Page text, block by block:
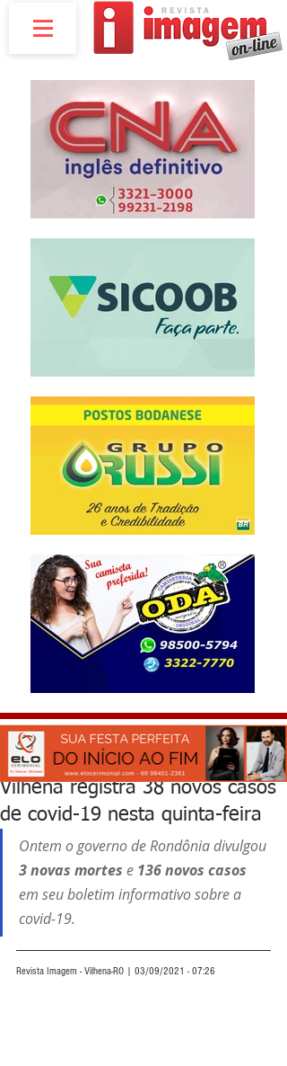
Vilhena registra 38 novos casos
de covid-19 nesta quinta-feira
Ontem o governo de Rondônia divulgou
3 novas mortes e 136 novos casos
em seu boletim informativo sobre a
covid-19.
Revista Imagem - Vilhena-RO | 03/09/2021 - 07:26